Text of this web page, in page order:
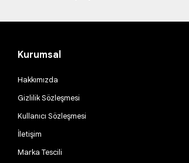
Kurumsal
Hakkımızda
Gizlilik Sözleşmesi
Kullanıcı Sözleşmesi
İletişim
Marka Tescili